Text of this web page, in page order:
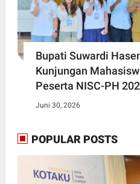
Bupati Suwardi
Kunjungan
Peserta NISC-PH
Juni 30, 2026
POPULAR POSTS